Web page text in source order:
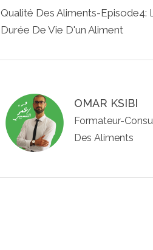
Qualité Des Aliments-Episode4: La
Durée De Vie D'un Aliment
OMAR KSIBI
Formateur-
Des Aliments